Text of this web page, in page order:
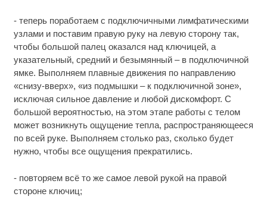
- теперь поработаем с подключичными лимфатическими
узлами и поставим правую руку на левую сторону так,
чтобы большой палец оказался над ключицей, а
указательный, средний и безымянный – в подключичной
ямке. Выполняем плавные движения по направлению
«снизу-вверх», «из подмышки – к подключичной зоне»,
исключая сильное давление и любой дискомфорт. С
большой вероятностью, на этом этапе работы с телом
может возникнуть ощущение тепла, распространяющееся
по всей руке. Выполняем столько раз, сколько будет
нужно, чтобы все ощущения прекратились.
- повторяем всё то же самое левой рукой на правой
стороне ключиц;